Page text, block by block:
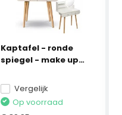
Kaptafel - ronde
spiegel - make up
Vergelijk
Op voorraad